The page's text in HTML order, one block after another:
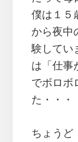
僕は１５
から夜中
験してい
は「仕事
でボロボ
た・・・
ちょうど